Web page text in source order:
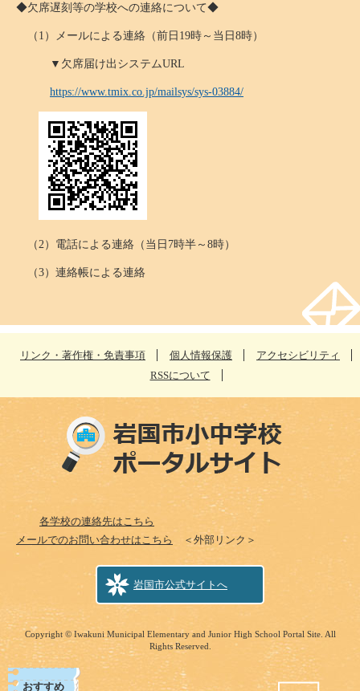
◆欠席遅刻等の学校への連絡について◆
（1）メールによる連絡（前日19時～当日8時）
▼欠席届け出システムURL
https://www.tmix.co.jp/mailsys/sys-03884/
（2）電話による連絡（当日7時半～8時）
（3）連絡帳による連絡
リンク・著作権・免責事項 個人情報保護
アクセシビリティ
RSSについて
各学校の連絡先はこちら
メールでのお問い合わせはこちら
＜外部リンク＞
岩国市公式サイトへ
Copyright © Iwakuni Municipal Elementary and Junior High School Portal Site. All
Rights Reserved.
おすすめ